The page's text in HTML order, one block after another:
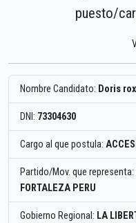
puesto/
Nombre Candidato: Doris
DNI: 73304630
Cargo al que postula:
Partido/Mov. que representa:
FORTALEZA PERU
Gobierno Regional: LA